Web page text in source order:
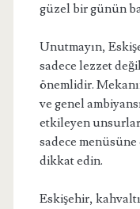
güzel bir günün
Unutmayın,
sadece lezzet
önemlidir.
ve genel
etkileyen
sadece
dikkat edin.
Eskişehir,